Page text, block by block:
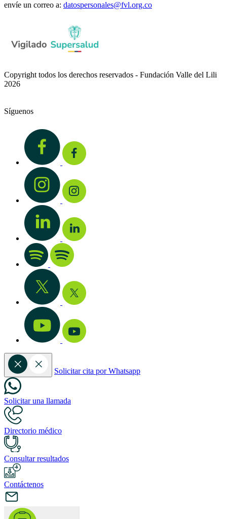
envíe un correo a: datospersonales@fvl.org.co
Copyright todos los derechos reservados - Fundación Valle del Lili
2026
Síguenos
Solicitar cita por Whatsapp
Solicitar una llamada
Directorio médico
Consultar resultados
Contáctenos